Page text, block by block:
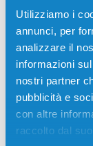
Utilizziamo i
annunci, per
analizzare il
informazioni
nostri partner
pubblicità e
con altre
raccolto dal
Bonifico
Descrizione